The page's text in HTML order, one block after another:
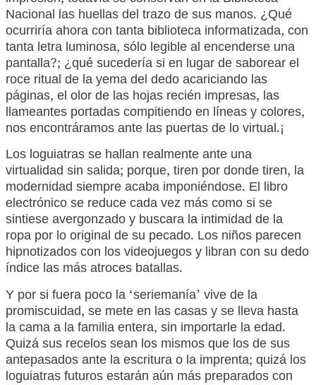
Nacional las huellas del trazo de sus manos. ¿Qué
ocurriría ahora con tanta biblioteca informatizada, con
tanta letra luminosa, sólo legible al encenderse una
pantalla?; ¿qué sucedería si en lugar de saborear el
roce ritual de la yema del dedo acariciando las
páginas, el olor de las hojas recién impresas, las
llameantes portadas compitiendo en líneas y colores,
nos encontráramos ante las puertas de lo virtual.¡
Los loguiatras se hallan realmente ante una
virtualidad sin salida; porque, tiren por donde tiren, la
modernidad siempre acaba imponiéndose. El libro
electrónico se reduce cada vez más como si se
sintiese avergonzado y buscara la intimidad de la
ropa por lo original de su pecado. Los niños parecen
hipnotizados con los videojuegos y libran con su dedo
índice las más atroces batallas.
Y por si fuera poco la ‘seriemanía’ vive de la
promiscuidad, se mete en las casas y se lleva hasta
la cama a la familia entera, sin importarle la edad.
Quizá sus recelos sean los mismos que los de sus
antepasados ante la escritura o la imprenta; quizá los
loguiatras futuros estarán aún más preparados con